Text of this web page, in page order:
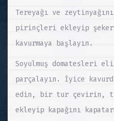
Tereyağı ve
pirinçleri ekleyip
kavurmaya başlayın.
Soyulmuş domatesleri
parçalayın. İyice
edin, bir tur çevirin,
ekleyip kapağını